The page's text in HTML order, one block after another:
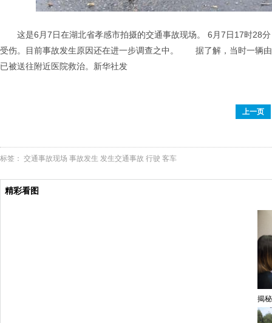
这是6月7日在湖北省孝感市拍摄的交通事故现场。 6月7日17时28
受伤。目前事故发生原因还在进一步调查之中。 据了解，当时一辆由
已被送往附近医院救治。新华社发
上一页
标签： 交通事故现场 事故发生 发生交通事故 行驶 客车
精彩看图
揭